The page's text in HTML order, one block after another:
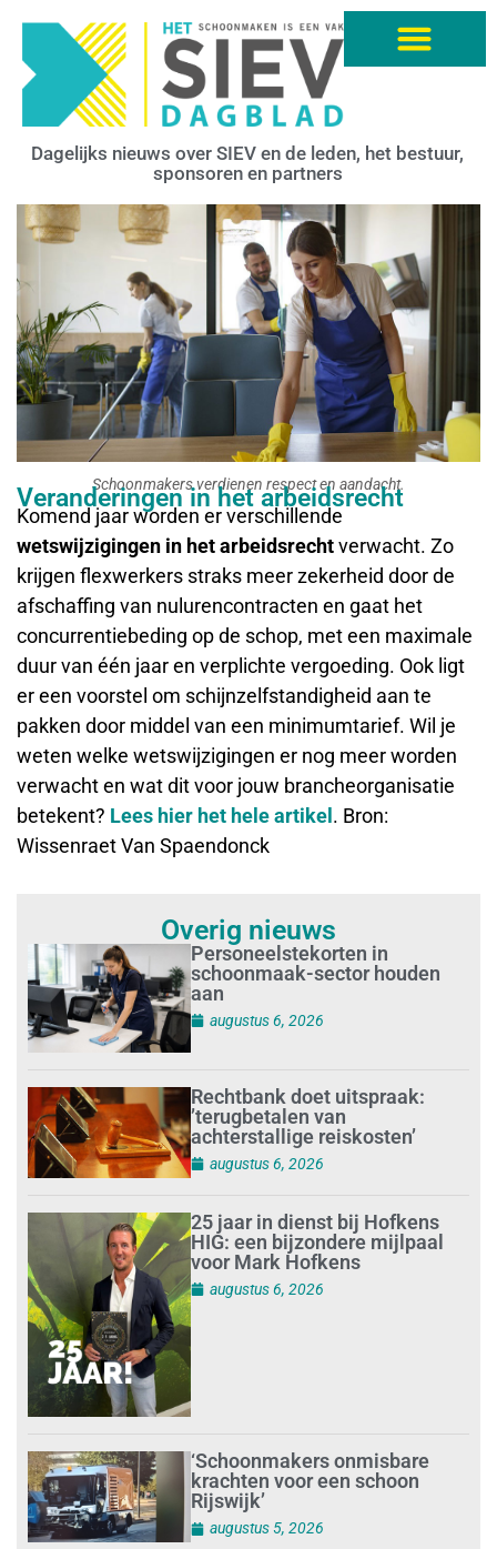
Dagelijks nieuws over SIEV en de leden, het bestuur,
sponsoren en partners
Schoonmakers verdienen respect en aandacht.
Veranderingen in het arbeidsrecht
Komend jaar worden er verschillende
wetswijzigingen in het arbeidsrechtverwacht. Zo
krijgen flexwerkers straks meer zekerheid door de
afschaffing van nulurencontracten en gaat het
concurrentiebeding op de schop, met een maximale
duur van één jaar en verplichte vergoeding. Ook ligt
er een voorstel om schijnzelfstandigheid aan te
pakken door middel van een minimumtarief. Wil je
weten welke wetswijzigingen er nog meer worden
verwacht en wat dit voor jouw brancheorganisatie
betekent? Lees hier het hele artikel . Bron:
Wissenraet Van Spaendonck
Overig nieuws
Personeelstekorten in
schoonmaak-sector houden
aan
augustus 6, 2026
Rechtbank doet uitspraak:
’terugbetalen van
achterstallige reiskosten’
augustus 6, 2026
25 jaar in dienst bij Hofkens
HIG: een bijzondere mijlpaal
voor Mark Hofkens
augustus 6, 2026
‘Schoonmakers onmisbare
krachten voor een schoon
Rijswijk’
augustus 5, 2026